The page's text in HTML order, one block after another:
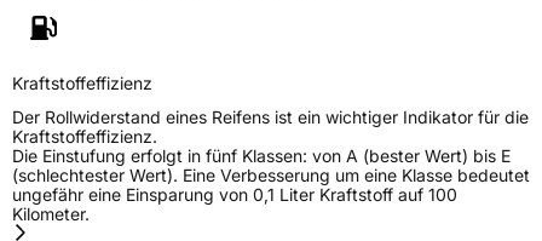
Kraftstoffeffizienz
Der Rollwiderstand eines Reifens ist ein wichtiger Indikator für die
Kraftstoffeffizienz.
Die Einstufung erfolgt in fünf Klassen: von A (bester Wert) bis E
(schlechtester Wert). Eine Verbesserung um eine Klasse bedeutet
ungefähr eine Einsparung von 0,1 Liter Kraftstoff auf 100
Kilometer.